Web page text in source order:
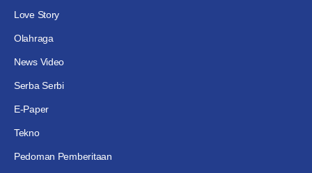
Love Story
Olahraga
News Video
Serba Serbi
E-Paper
Tekno
Pedoman Pemberitaan